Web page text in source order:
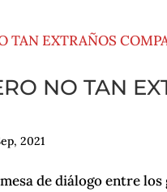
NO TAN
2021
de diálogo entre